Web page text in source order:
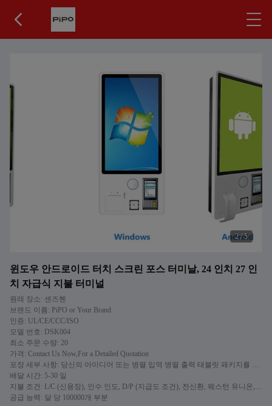
2/5
윈도우 안드로이드 터치 스크린 포스 터미날, 24 인치 27 인
치 자급식 지불 터미널
원래 장소: 센즈헨
브랜드 이름: PiPO or Your Brand
인증: UL/CE/CCC/ISO
모델 번호: DSK004
최소 주문 수량: 20
가격: Contact Us Now,For a Detailed Quotation
포장 세부 사항: 당신의 아이디어 또는 병렬 입역 병렬 출력 태블릿 패키지를 맞추어주세요
배달 시간: 5-30 일
지불 조건: L/C (신용장), 인수 인도, D/P (지급도 조건), 전신환, 웨스턴 유니온, 머니그램
공급 능력: 달 당 100000개 부분